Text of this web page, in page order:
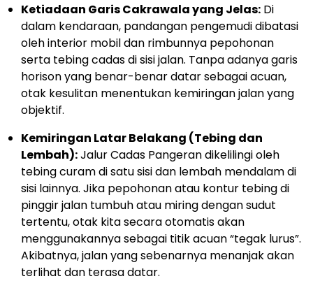
Ketiadaan Garis Cakrawala yang Jelas: Di
dalam kendaraan, pandangan pengemudi dibatasi
oleh interior mobil dan rimbunnya pepohonan
serta tebing cadas di sisi jalan. Tanpa adanya garis
horison yang benar-benar datar sebagai acuan,
otak kesulitan menentukan kemiringan jalan yang
objektif.
Kemiringan Latar Belakang (Tebing dan
Lembah):Jalur Cadas Pangeran dikelilingi oleh
tebing curam di satu sisi dan lembah mendalam di
sisi lainnya. Jika pepohonan atau kontur tebing di
pinggir jalan tumbuh atau miring dengan sudut
tertentu, otak kita secara otomatis akan
menggunakannya sebagai titik acuan “tegak lurus”.
Akibatnya, jalan yang sebenarnya menanjak akan
terlihat dan terasa datar.